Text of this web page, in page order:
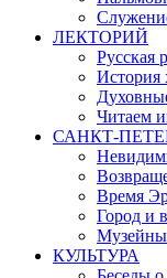
ЛЕКТОРИЙ
Русская
История
Читаем
САНКТ-
Время
Город и
КУЛЬТУРА